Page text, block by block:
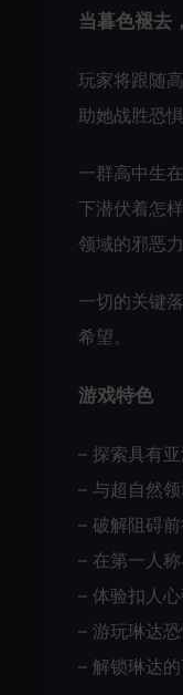
当暮色褪
玩家将跟随
助她战胜恐
一群高中生
下潜伏着怎
领域的邪恶
一切的关键
希望。
游戏特色
– 探索具有
– 与超自然
– 破解阻碍
– 在第一人
– 体验扣人
– 游玩琳达
– 解锁琳达